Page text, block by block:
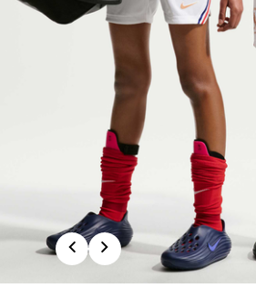
PreviousNext